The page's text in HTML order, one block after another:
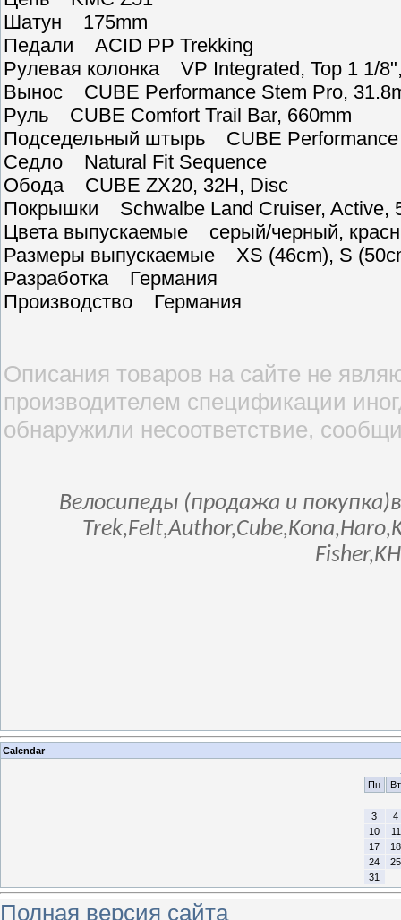
Шатун 175mm
Педали ACID PP Trekking
Рулевая колонка VP Integrated, Top 1 1/
Вынос CUBE Performance Stem Pro,
Руль CUBE Comfort Trail Bar, 660mm
Подседельный штырь CUBE Performance
Седло Natural Fit Sequence
Обода CUBE ZX20, 32H, Disc
Покрышки Schwalbe Land Cruiser, Active,
Цвета выпускаемые серый/черный,
Размеры выпускаемые XS (46cm), S
Разработка Германия
Производство Германия
Описания товаров на сайте не
производителем спецификации
обнаружили несоответствие,
Велосипеды (продажа и
Calendar
Пн
Вт
3
4
10
11
17
18
24
25
31
Полная версия сайта